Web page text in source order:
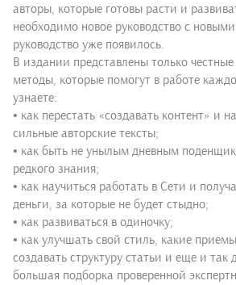
авторы, которые готовы расти и
необходимо новое руководство с
руководство уже появилось.
В издании представлены только
методы, которые помогут в работе
узнаете:
• как перестать «создавать контент» и
сильные авторские тексты;
• как быть не унылым дневным
редкого знания;
• как научиться работать в Сети и
деньги, за которые не будет стыдно;
• как развиваться в одиночку;
• как улучшать свой стиль, какие
создавать структуру статьи и еще и так
большая подборка проверенной